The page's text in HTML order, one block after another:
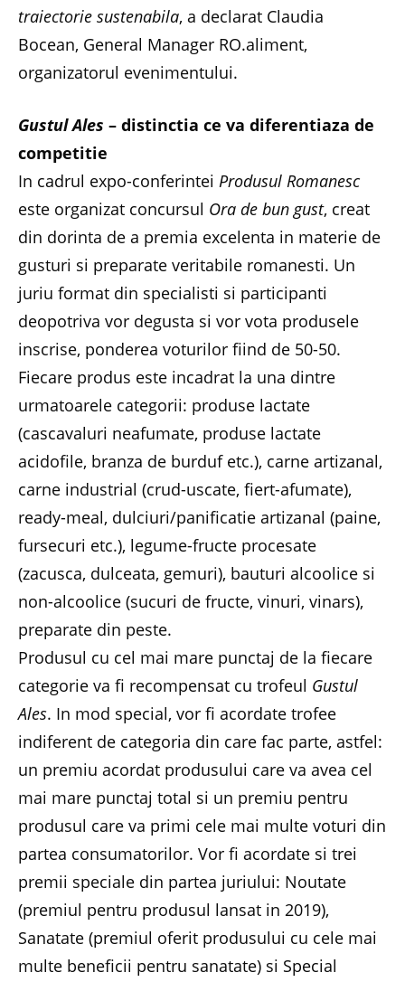
traiectorie sustenabila, a declarat Claudia
Bocean, General Manager RO.aliment,
organizatorul evenimentului.
Gustul Ales – distinctia ce va diferentiaza de
competitie
In cadrul expo-conferintei Produsul Romanesc
este organizat concursul Ora de bun gust, creat
din dorinta de a premia excelenta in materie de
gusturi si preparate veritabile romanesti. Un
juriu format din specialisti si participanti
deopotriva vor degusta si vor vota produsele
inscrise, ponderea voturilor fiind de 50-50.
Fiecare produs este incadrat la una dintre
urmatoarele categorii: produse lactate
(cascavaluri neafumate, produse lactate
acidofile, branza de burduf etc.), carne artizanal,
carne industrial (crud-uscate, fiert-afumate),
ready-meal, dulciuri/panificatie artizanal (paine,
fursecuri etc.), legume-fructe procesate
(zacusca, dulceata, gemuri), bauturi alcoolice si
non-alcoolice (sucuri de fructe, vinuri, vinars),
preparate din peste.
Produsul cu cel mai mare punctaj de la fiecare
categorie va fi recompensat cu trofeul Gustul
Ales. In mod special, vor fi acordate trofee
indiferent de categoria din care fac parte, astfel:
un premiu acordat produsului care va avea cel
mai mare punctaj total si un premiu pentru
produsul care va primi cele mai multe voturi din
partea consumatorilor. Vor fi acordate si trei
premii speciale din partea juriului: Noutate
(premiul pentru produsul lansat in 2019),
Sanatate (premiul oferit produsului cu cele mai
multe beneficii pentru sanatate) si Special